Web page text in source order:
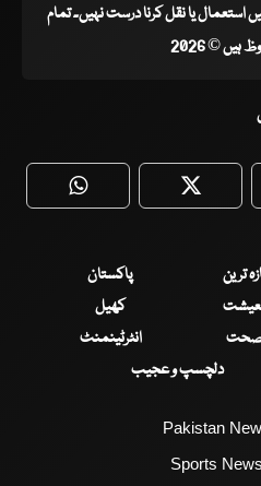
یا نقل کرنا درست نہیں۔ تمام
© 2026
WhatsApp Twitter
ترین
پاکستان
کھیل
انٹرٹینمنٹ
دلچسپ و عجیب
Pakistan
Sports